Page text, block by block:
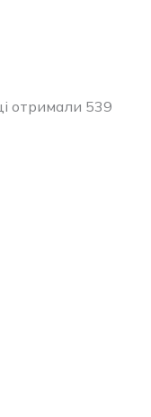
отримали 539